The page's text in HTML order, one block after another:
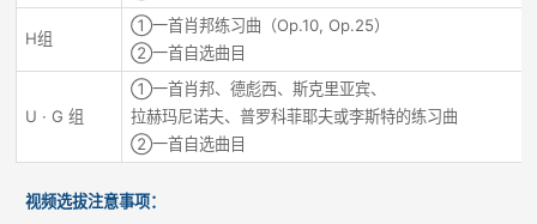
H组
①一首肖邦练习曲（Op.10, Op.25）
②一首自选曲目
U · G 组
①一首肖邦、德彪西、斯克里亚宾、
拉赫玛尼诺夫、普罗科菲耶夫或李斯特的练习曲
②一首自选曲目
视频选拔注意事项：